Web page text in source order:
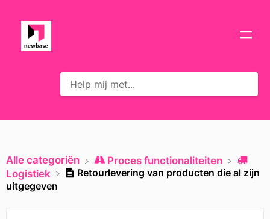
Alle categoriën
​Proces functionaliteiten
​Logistiek
Retourlevering van producten die al zijn
uitgegeven